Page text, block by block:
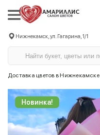
Нижнекамск, ул. Гагарина, 1/1
Доставка цветов в Нижнекамске
Новинка!